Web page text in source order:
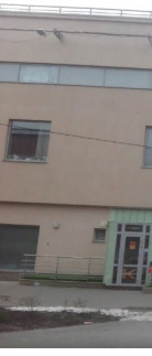
Перейти к основному